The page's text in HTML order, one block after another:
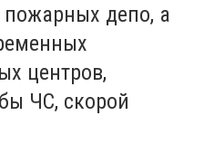
пожарных депо, а
центров,
ЧС, скорой